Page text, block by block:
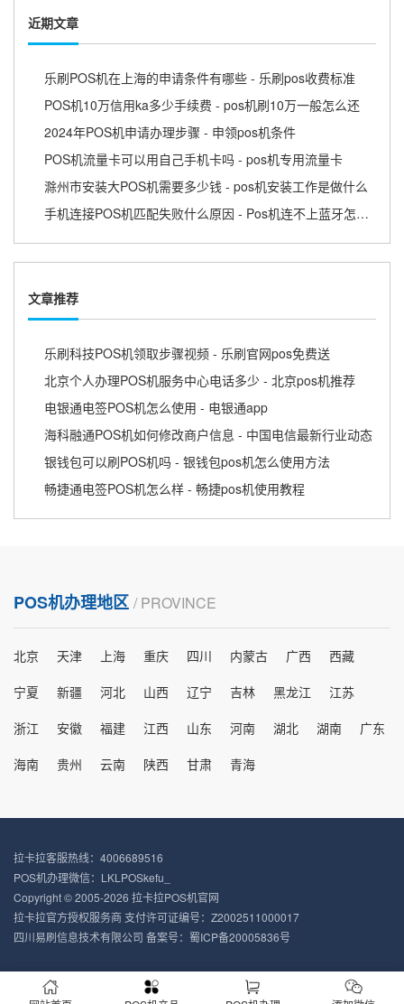
近期文章
乐刷POS机在上海的申请条件有哪些 - 乐刷pos收费标准
POS机10万信用ka多少手续费 - pos机刷10万一般怎么还
2024年POS机申请办理步骤 - 申领pos机条件
POS机流量卡可以用自己手机卡吗 - pos机专用流量卡
滁州市安装大POS机需要多少钱 - pos机安装工作是做什么
手机连接POS机匹配失败什么原因 - Pos机连不上蓝牙怎么回事
文章推荐
乐刷科技POS机领取步骤视频 - 乐刷官网pos免费送
北京个人办理POS机服务中心电话多少 - 北京pos机推荐
电银通电签POS机怎么使用 - 电银通app
海科融通POS机如何修改商户信息 - 中国电信最新行业动态
银钱包可以刷POS机吗 - 银钱包pos机怎么使用方法
畅捷通电签POS机怎么样 - 畅捷pos机使用教程
POS机办理地区 / PROVINCE
北京 天津 上海 重庆 四川 内蒙古 广西
西藏
宁夏
新疆 河北 山西 辽宁 吉林 黑龙江
江苏
浙江
安徽 福建 江西 山东 河南 湖北 湖南
广东
海南
贵州 云南 陕西 甘肃 青海
拉卡拉客服热线：4006689516
POS机办理微信：LKLPOSkefu_
Copyright © 2005-2026 拉卡拉POS机官网
拉卡拉官方授权服务商 支付许可证编号：Z2002511000017
四川易刷信息技术有限公司 备案号： 蜀ICP备20005836号